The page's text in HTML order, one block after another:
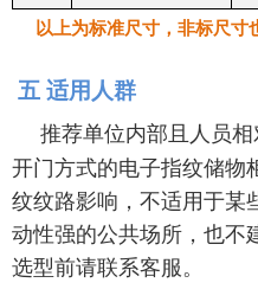
以上为标准尺寸，非标尺寸
五 适用人群
推荐单位内部且人员
开门方式的电子指纹储物
纹纹路影响，不适用于某
动性强的公共场所，也不
选型前请联系客服。